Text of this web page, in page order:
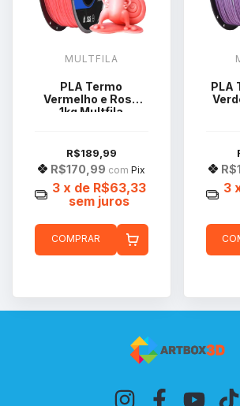
MULTFILA
PLA Termo
Vermelho e Rosa
1kg Multfila
R$189,99
R$170,99 com Pix
3 x de R$63,33
sem juros
COMPRAR
PLA
3